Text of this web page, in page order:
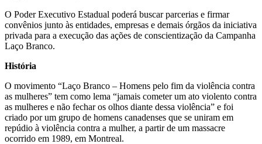
O Poder Executivo Estadual poderá buscar parcerias e firmar
convênios junto às entidades, empresas e demais órgãos da iniciativa
privada para a execução das ações de conscientização da Campanha
Laço Branco.
História
O movimento “Laço Branco – Homens pelo fim da violência contra
as mulheres” tem como lema “jamais cometer um ato violento contra
as mulheres e não fechar os olhos diante dessa violência” e foi
criado por um grupo de homens canadenses que se uniram em
repúdio à violência contra a mulher, a partir de um massacre
ocorrido em 1989, em Montreal.